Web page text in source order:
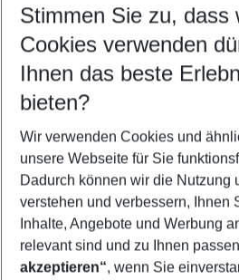
Abflughafen wählen
Beliebiger Abflughafen
Reisezeitraum wählen
08.08.26– 06.08.27 5-8
2 Erwachsene Keine Kinder
Mehr Filter
Stimmen Sie zu, dass
Cookies verwenden
Ihnen das beste
bieten?
Wir verwenden Cookies und
unsere Webseite für Sie
Dadurch können wir die Nutzung
verstehen und verbessern, Ihnen
Inhalte, Angebote und Werbung
relevant sind und zu Ihnen
akzeptieren“, wenn Sie